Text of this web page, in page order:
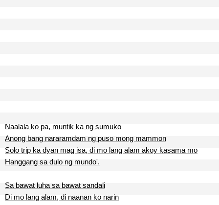
Naalala ko pa, muntik ka ng sumuko
Anong bang nararamdam ng puso mong mammon
Solo trip ka dyan mag isa, di mo lang alam akoy kasama mo
Hanggang sa dulo ng mundo'.
Sa bawat luha sa bawat sandali
Di mo lang alam, di naanan ko narin